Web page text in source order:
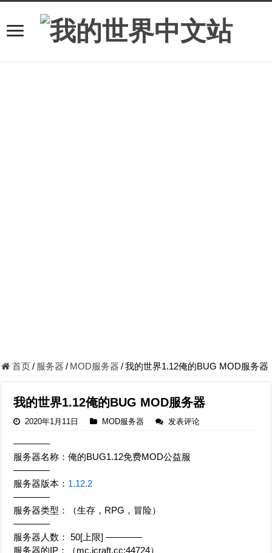
首页/ 服务器 / MOD服务器 /我的世界1.12俺的BUG MOD服务器
我的世界1.12俺的BUG MOD服务器
2020年1月11日 MOD服务器 发表评论
————
服务器名称：俺的BUG1.12免费MOD公益服
————
服务器版本： 1.12.2
————
服务器类型：（生存，RPG，冒险）
————
服务器人数： 50[上限] ————
服务器的IP：（mc.icraft.cc:44724）